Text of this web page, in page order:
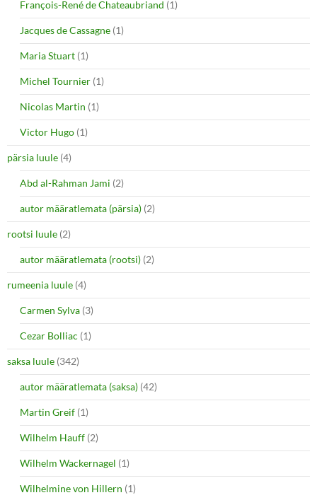
François-René de Chateaubriand (1)
Jacques de Cassagne (1)
Maria Stuart (1)
Michel Tournier (1)
Nicolas Martin (1)
Victor Hugo (1)
pärsia luule (4)
Abd al-Rahman Jami (2)
autor määratlemata (pärsia) (2)
rootsi luule (2)
autor määratlemata (rootsi) (2)
rumeenia luule (4)
Carmen Sylva (3)
Cezar Bolliac (1)
saksa luule (342)
autor määratlemata (saksa) (42)
Martin Greif (1)
Wilhelm Hauff (2)
Wilhelm Wackernagel (1)
Wilhelmine von Hillern (1)